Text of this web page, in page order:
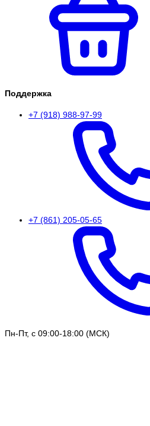
Поддержка
+7 (918) 988-97-99
+7 (861) 205-05-65
Пн-Пт, с 09:00-18:00 (МСК)